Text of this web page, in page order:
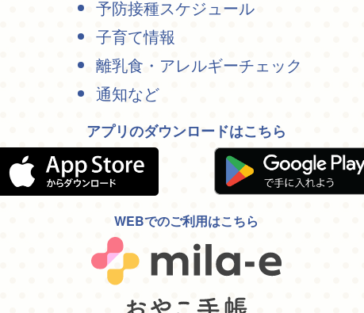
予防接種スケジュール
子育て情報
離乳食・アレルギーチェック
通知など
アプリのダウンロードはこちら
WEBでのご利用はこちら